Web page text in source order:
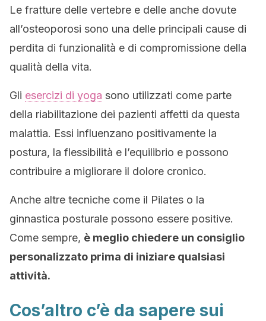
Le fratture delle vertebre e delle anche dovute
all’osteoporosi sono una delle principali cause di
perdita di funzionalità e di compromissione della
qualità della vita.
Gli esercizi di yoga sono utilizzati come parte
della riabilitazione dei pazienti affetti da questa
malattia. Essi influenzano positivamente la
postura, la flessibilità e l’equilibrio e possono
contribuire a migliorare il dolore cronico.
Anche altre tecniche come il Pilates o la
ginnastica posturale possono essere positive.
Come sempre, è meglio chiedere un consiglio
personalizzato prima di iniziare qualsiasi
attività.
Cos’altro c’è da sapere sui